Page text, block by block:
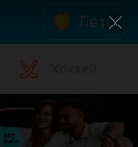
Лето